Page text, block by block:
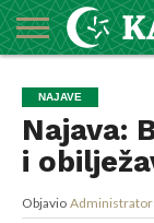
O
MEDŽLISU
DŽEMATI
IMAMI
MEKTEBSKI
CENTAR
VIJESTI
HUTBE
NAJAVE
KALENDAR
KONTAKT
NAJAVE
Najava:
i
Objavio Administrator